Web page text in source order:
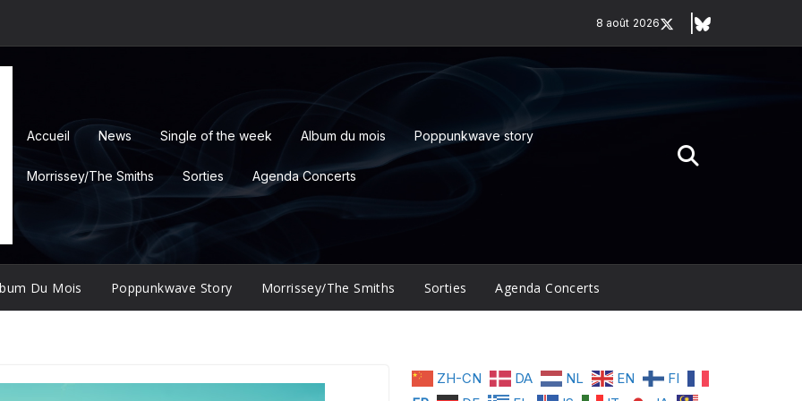
8 août 2026
Accueil News Single of the week Album du mois Poppunkwave story
Morrissey/The Smiths Sorties Agenda Concerts
Du Mois Poppunkwave Story Morrissey/The Smiths Sorties Agenda Concerts
ZH-CN DA NL EN
FI